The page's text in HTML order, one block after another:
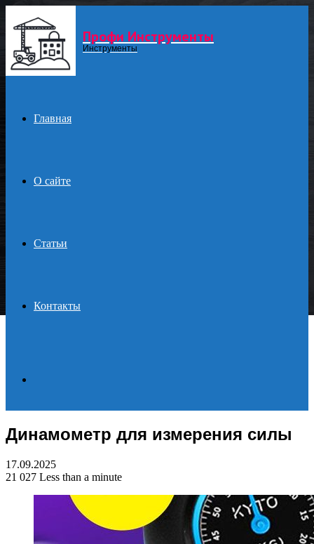
Menu Профи Инструменты
Инструменты
Главная
О сайте
Статьи
Контакты
for
Динамометр для измерения силы
17.09.2025
21 027 Less than a minute